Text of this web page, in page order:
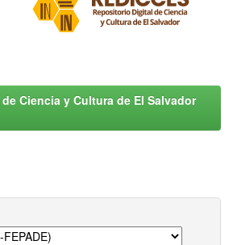
Ciencia y Cultura de El Salvador